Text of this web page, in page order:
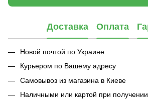
Доставка Оплата
Новой почтой по Украине
Курьером по Вашему адресу
Самовывоз из магазина в Киеве
Наличными или картой при получении